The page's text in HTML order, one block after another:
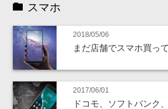
スマホ
2018/05/06
まだ店舗でスマホ買っ
2017/06/01
ドコモ、ソフトバンク